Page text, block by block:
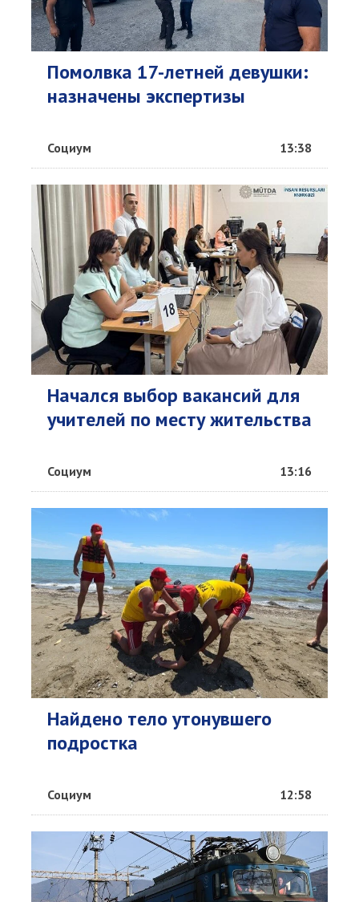
Помолвка 17-летней девушки:
назначены экспертизы
Социум 13:38
Начался выбор вакансий для
учителей по месту жительства
Социум 13:16
Найдено тело утонувшего
подростка
Социум 12:58